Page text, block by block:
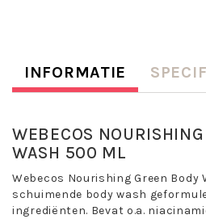
INFORMATIE
WEBECOS
WASH 500 ML
Webecos Nourishing Green Body
schuimende body wash
ingrediënten. Bevat o.a.